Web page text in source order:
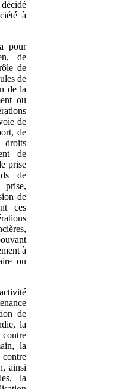
à
pour
de
de
de
de la
ou
de
de
droits
de
prise
de
prise,
de
ces
à
ou
de
la
la
ainsi
la